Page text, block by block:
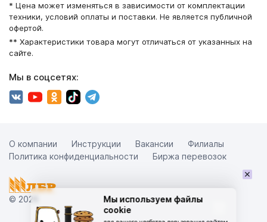
Мы используем файлы
cookie
* Цена может изменяться в зависимости от комплектации
техники, условий оплаты и поставки. Не является публичной
офертой.
** Характеристики товара могут отличаться от указанных на
сайте.
Мы в соцсетях:
© 2026
О компании Инструкции Вакансии
Филиалы
Политика конфиденциальности
Биржа перевозок
×